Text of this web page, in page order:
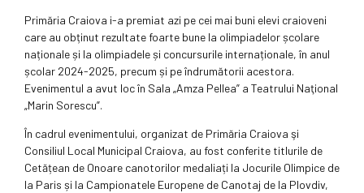
Primăria Craiova i-a premiat azi pe cei mai buni elevi craioveni
care au obținut rezultate foarte bune la olimpiadelor școlare
naționale și la olimpiadele și concursurile internaționale, în anul
școlar 2024-2025, precum și pe îndrumătorii acestora.
Evenimentul a avut loc în Sala „Amza Pellea” a Teatrului Naţional
„Marin Sorescu”.
În cadrul evenimentului, organizat de Primăria Craiova şi
Consiliul Local Municipal Craiova, au fost conferite titlurile de
Cetățean de Onoare canotorilor medaliați la Jocurile Olimpice de
la Paris și la Campionatele Europene de Canotaj de la Plovdiv,